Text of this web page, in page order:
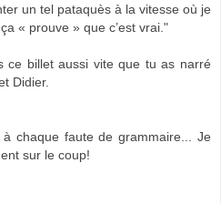
un tel pataquès à la vitesse où je
« prouve » que c’est vrai."
ce billet aussi vite que tu as narré
Didier.
chaque faute de grammaire... Je
sur le coup!